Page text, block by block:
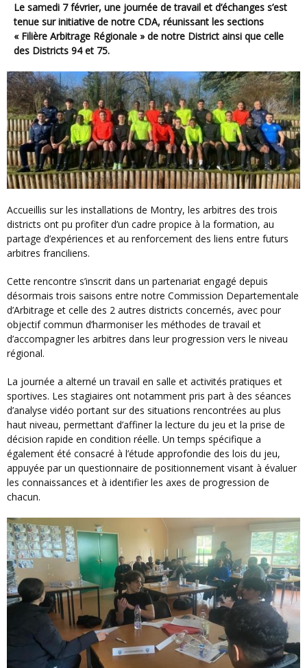
Le samedi 7 février, une journée de travail et d’échanges s’est
tenue sur initiative de notre CDA, réunissant les sections
« Filière Arbitrage Régionale » de notre District ainsi que celle
des Districts 94 et 75.
Accueillis sur les installations de Montry, les arbitres des trois
districts ont pu profiter d’un cadre propice à la formation, au
partage d’expériences et au renforcement des liens entre futurs
arbitres franciliens.
Cette rencontre s’inscrit dans un partenariat engagé depuis
désormais trois saisons entre notre Commission Departementale
d’Arbitrage et celle des 2 autres districts concernés, avec pour
objectif commun d’harmoniser les méthodes de travail et
d’accompagner les arbitres dans leur progression vers le niveau
régional.
La journée a alterné un travail en salle et activités pratiques et
sportives. Les stagiaires ont notamment pris part à des séances
d’analyse vidéo portant sur des situations rencontrées au plus
haut niveau, permettant d’affiner la lecture du jeu et la prise de
décision rapide en condition réelle. Un temps spécifique a
également été consacré à l’étude approfondie des lois du jeu,
appuyée par un questionnaire de positionnement visant à évaluer
les connaissances et à identifier les axes de progression de
chacun.